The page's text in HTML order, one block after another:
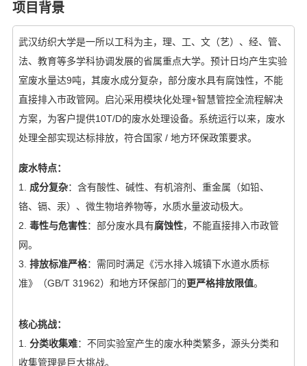
项目背景
武汉纺织大学是一所以工科为主，理、工、文（艺）、经、管、
法、教育等多学科协调发展的省属重点大学。预计日均产生实验
室废水量达9吨，其废水成分复杂，部分废水具有腐蚀性，不能
直接排入市政管网。启沁采用模块化处理+智慧管控全流程解决
方案，为客户提供10T/D的废水处理设备。系统运行以来，废水
处理全部实现达标排放，符合国家 / 地方环保政策要求。
废水特点：
1. 成分复杂：含有酸性、碱性、有机溶剂、重金属（如铅、
铬、镉、汞）、微生物培养物等，水质水量波动极大。
2.毒性与危害性：部分废水具有腐蚀性，不能直接排入市政管
网。
3.排放标准严格：需同时满足《污水排入城镇下水道水质标
准》（GB/T 31962）和地方环保部门的更严格排放限值。
核心挑战：
1.分类收集难：不同实验室产生的废水种类繁多，源头分类和
收集管理是巨大挑战。